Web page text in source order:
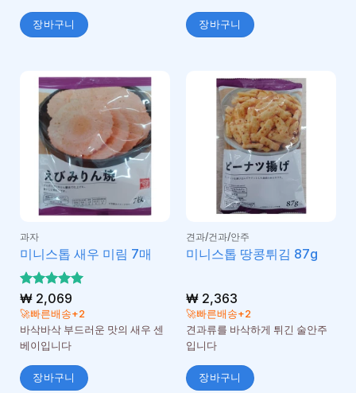
장바구니 장바구니
과자
미니스톱 새우 미림 7매
5 중에서
5로 평가
됨
₩2,069
🚀빠른배송+2
바삭바삭 부드러운 맛의 새우 센
베이입니다
장바구니
견과/건과/안주
미니스톱 땅콩튀김 87g
₩2,363
🚀빠른배송+2
견과류를 바삭하게 튀긴 술안주
입니다
장바구니